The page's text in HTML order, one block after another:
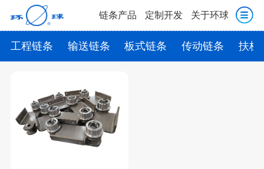
链条产品 定制开发 关于环球
工程链条 输送链条 板式链条 传动链条 扶梯